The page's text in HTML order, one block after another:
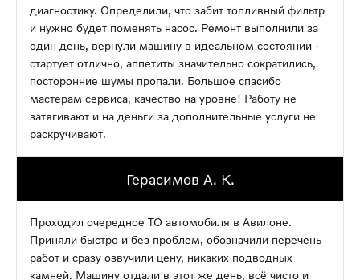
диагностику. Определили, что забит топливный фильтр
и нужно будет поменять насос. Ремонт выполнили за
один день, вернули машину в идеальном состоянии -
стартует отлично, аппетиты значительно сократились,
посторонние шумы пропали. Большое спасибо
мастерам сервиса, качество на уровне! Работу не
затягивают и на деньги за дополнительные услуги не
раскручивают.
Герасимов А. К.
Проходил очередное ТО автомобиля в Авилоне.
Приняли быстро и без проблем, обозначили перечень
работ и сразу озвучили цену, никаких подводных
камней. Машину отдали в этот же день, всё чисто и